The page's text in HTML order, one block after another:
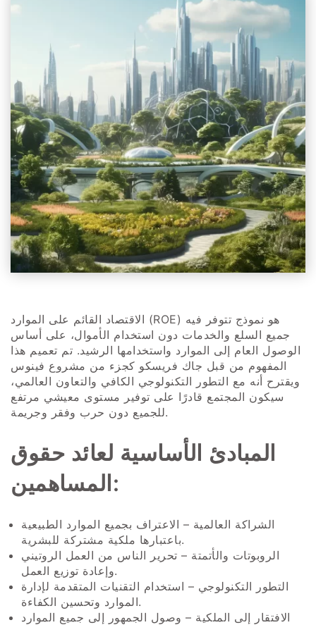
الاقتصاد القائم على الموارد (ROE) هو نموذج تتوفر فيه
جميع السلع والخدمات دون استخدام الأموال، على أساس
الوصول العام إلى الموارد واستخدامها الرشيد. تم تعميم هذا
المفهوم من قبل جاك فريسكو كجزء من مشروع فينوس
ويقترح أنه مع التطور التكنولوجي الكافي والتعاون العالمي،
سيكون المجتمع قادرًا على توفير مستوى معيشي مرتفع
للجميع دون حرب وفقر وجريمة.
المبادئ الأساسية لعائد حقوق
المساهمين:
الشراكة العالمية – الاعتراف بجميع الموارد الطبيعية
باعتبارها ملكية مشتركة للبشرية.
الروبوتات والأتمتة – تحرير الناس من العمل الروتيني
وإعادة توزيع العمل.
التطور التكنولوجي – استخدام التقنيات المتقدمة لإدارة
الموارد وتحسين الكفاءة.
الافتقار إلى الملكية – وصول الجمهور إلى جميع الموارد